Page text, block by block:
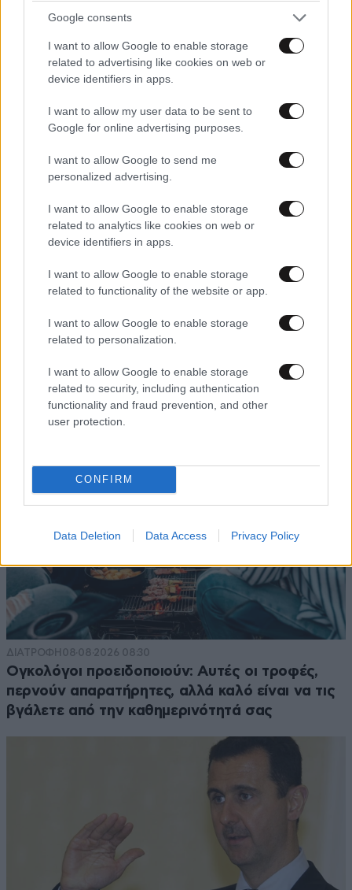
Google consents
I want to allow Google to enable storage
related to advertising like cookies on web or
device identifiers in apps.
I want to allow my user data to be sent to
Google for online advertising purposes.
I want to allow Google to send me
personalized advertising.
I want to allow Google to enable storage
related to analytics like cookies on web or
device identifiers in apps.
I want to allow Google to enable storage
related to functionality of the website or app.
I want to allow Google to enable storage
related to personalization.
I want to allow Google to enable storage
related to security, including authentication
functionality and fraud prevention, and other
user protection.
CONFIRM
Data Deletion Data Access Privacy Policy
LIFESTYLE3 ω. πριν
Αθηνά Οικονομάκου – Μπρούνο Τσερέλα: Ο
Moorea στα ονειρικά Μπόρα Μπόρα
ΔΙΑΤΡΟΦΗ 08·08·2026 08:30
Ογκολόγοι προειδοποιούν: Αυτές οι τροφές,
περνούν απαρατήρητες, αλλά καλό είναι να τις
βγάλετε από την καθημερινότητά σας